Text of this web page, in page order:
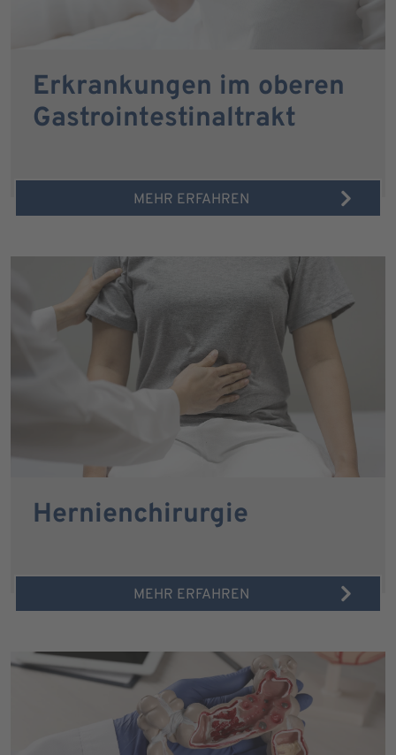
Erkrankungen im oberen
Gastrointestinaltrakt
MEHR ERFAHREN
Hernienchirurgie
MEHR ERFAHREN